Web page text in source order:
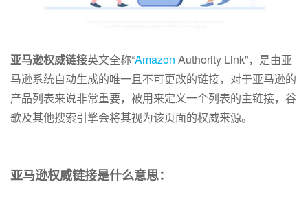
亚马逊权威链接英文全称“Amazon Authority Link”，是由亚
马逊系统自动生成的唯一且不可更改的链接，对于亚马逊的
产品列表来说非常重要，被用来定义一个列表的主链接，谷
歌及其他搜索引擎会将其视为该页面的权威来源。
亚马逊权威链接是什么意思：